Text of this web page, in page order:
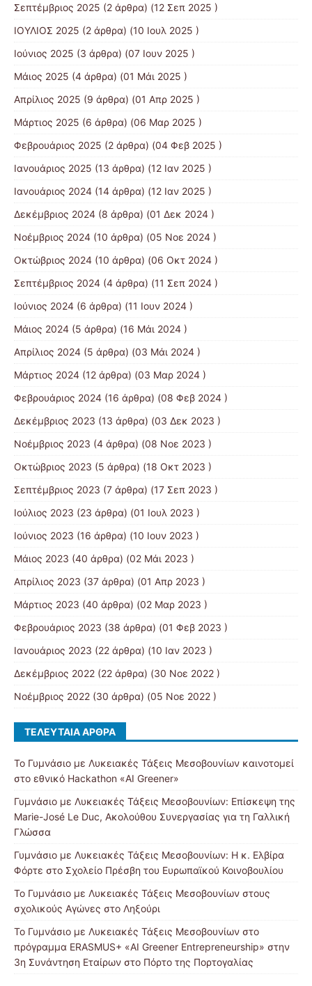
Σεπτέμβριος 2025 (2 άρθρα) (12 Σεπ 2025 )
ΙΟΥΛΙΟΣ 2025 (2 άρθρα) (10 Ιουλ 2025 )
Ιούνιος 2025 (3 άρθρα) (07 Ιουν 2025 )
Μάιος 2025 (4 άρθρα) (01 Μάι 2025 )
Απρίλιος 2025 (9 άρθρα) (01 Απρ 2025 )
Μάρτιος 2025 (6 άρθρα) (06 Μαρ 2025 )
Φεβρουάριος 2025 (2 άρθρα) (04 Φεβ 2025 )
Ιανουάριος 2025 (13 άρθρα) (12 Ιαν 2025 )
Ιανουάριος 2024 (14 άρθρα) (12 Ιαν 2025 )
Δεκέμβριος 2024 (8 άρθρα) (01 Δεκ 2024 )
Νοέμβριος 2024 (10 άρθρα) (05 Νοε 2024 )
Οκτώβριος 2024 (10 άρθρα) (06 Οκτ 2024 )
Σεπτέμβριος 2024 (4 άρθρα) (11 Σεπ 2024 )
Ιούνιος 2024 (6 άρθρα) (11 Ιουν 2024 )
Μάιος 2024 (5 άρθρα) (16 Μάι 2024 )
Απρίλιος 2024 (5 άρθρα) (03 Μάι 2024 )
Μάρτιος 2024 (12 άρθρα) (03 Μαρ 2024 )
Φεβρουάριος 2024 (16 άρθρα) (08 Φεβ 2024 )
Δεκέμβριος 2023 (13 άρθρα) (03 Δεκ 2023 )
Νοέμβριος 2023 (4 άρθρα) (08 Νοε 2023 )
Οκτώβριος 2023 (5 άρθρα) (18 Οκτ 2023 )
Σεπτέμβριος 2023 (7 άρθρα) (17 Σεπ 2023 )
Ιούλιος 2023 (23 άρθρα) (01 Ιουλ 2023 )
Ιούνιος 2023 (16 άρθρα) (10 Ιουν 2023 )
Μάιος 2023 (40 άρθρα) (02 Μάι 2023 )
Απρίλιος 2023 (37 άρθρα) (01 Απρ 2023 )
Μάρτιος 2023 (40 άρθρα) (02 Μαρ 2023 )
Φεβρουάριος 2023 (38 άρθρα) (01 Φεβ 2023 )
Ιανουάριος 2023 (22 άρθρα) (10 Ιαν 2023 )
Δεκέμβριος 2022 (22 άρθρα) (30 Νοε 2022 )
Νοέμβριος 2022 (30 άρθρα) (05 Νοε 2022 )
ΤΕΛΕΥΤΑΊΑ ΆΡΘΡΑ
Το Γυμνάσιο με Λυκειακές Τάξεις Μεσοβουνίων καινοτομεί
στο εθνικό Hackathon «AI Greener»
Γυμνάσιο με Λυκειακές Τάξεις Μεσοβουνίων: Επίσκεψη της
Marie-José Le Duc, Ακολούθου Συνεργασίας για τη Γαλλική
Γλώσσα
Γυμνάσιο με Λυκειακές Τάξεις Μεσοβουνίων: Η κ. Ελβίρα
Φόρτε στο Σχολείο Πρέσβη του Ευρωπαϊκού Κοινοβουλίου
Το Γυμνάσιο με Λυκειακές Τάξεις Μεσοβουνίων στους
σχολικούς Αγώνες στο Ληξούρι
Το Γυμνάσιο με Λυκειακές Τάξεις Μεσοβουνίων στο
πρόγραμμα ERASMUS+ «AI Greener Entrepreneurship» στην
3η Συνάντηση Εταίρων στο Πόρτο της Πορτογαλίας